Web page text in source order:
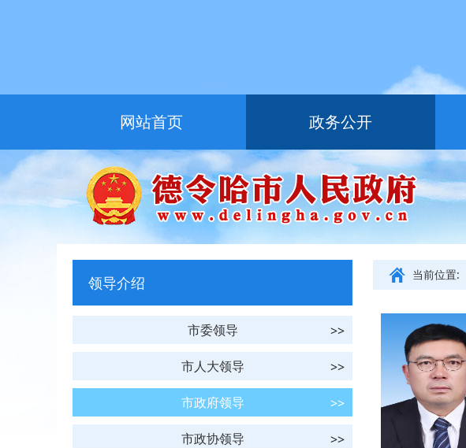
网站首页 政务公开
友情链接
领导介绍
市委领导
市人大领导
市政府领导
市政协领导
当前位置: